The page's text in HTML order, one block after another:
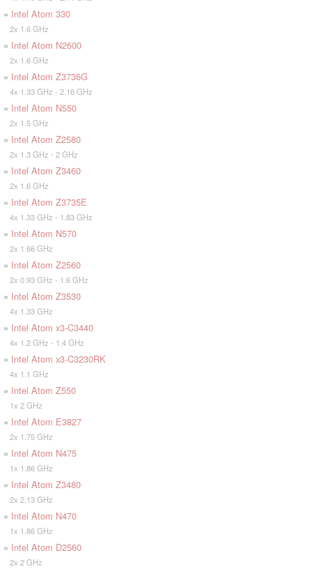
» Intel Atom 330
2x 1.6 GHz
» Intel Atom N2600
2x 1.6 GHz
» Intel Atom Z3736G
4x 1.33 GHz - 2.16 GHz
» Intel Atom N550
2x 1.5 GHz
» Intel Atom Z2580
2x 1.3 GHz - 2 GHz
» Intel Atom Z3460
2x 1.6 GHz
» Intel Atom Z3735E
4x 1.33 GHz - 1.83 GHz
» Intel Atom N570
2x 1.66 GHz
» Intel Atom Z2560
2x 0.93 GHz - 1.6 GHz
» Intel Atom Z3530
4x 1.33 GHz
» Intel Atom x3-C3440
4x 1.2 GHz - 1.4 GHz
» Intel Atom x3-C3230RK
4x 1.1 GHz
» Intel Atom Z550
1x 2 GHz
» Intel Atom E3827
2x 1.75 GHz
» Intel Atom N475
1x 1.86 GHz
» Intel Atom Z3480
2x 2.13 GHz
» Intel Atom N470
1x 1.86 GHz
» Intel Atom D2560
2x 2 GHz